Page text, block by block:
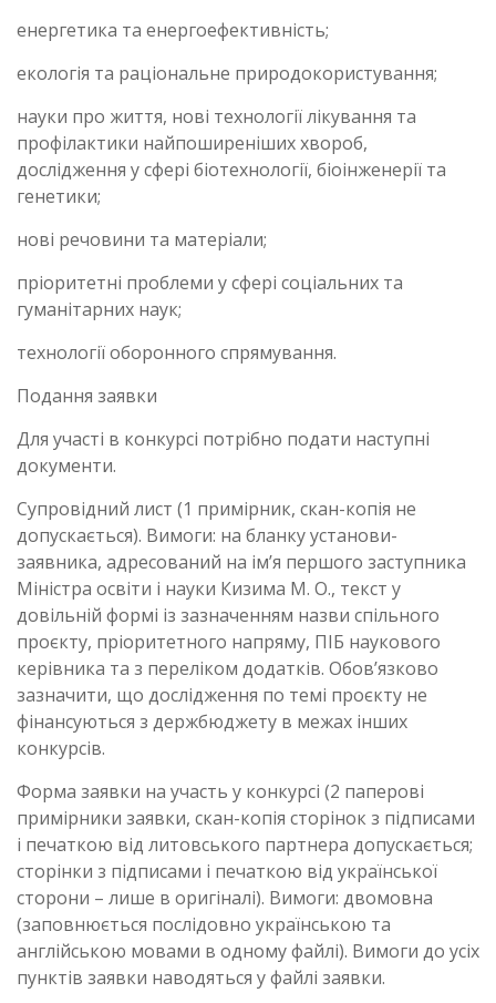
енергетика та енергоефективність;
екологія та раціональне природокористування;
науки про життя, нові технології лікування та
профілактики найпоширеніших хвороб,
дослідження у сфері біотехнології, біоінженерії та
генетики;
нові речовини та матеріали;
пріоритетні проблеми у сфері соціальних та
гуманітарних наук;
технології оборонного спрямування.
Подання заявки
Для участі в конкурсі потрібно подати наступні
документи.
Супровідний лист (1 примірник, скан-копія не
допускається). Вимоги: на бланку установи-
заявника, адресований на ім’я першого заступника
Міністра освіти і науки Кизима М. О., текст у
довільній формі із зазначенням назви спільного
проєкту, пріоритетного напряму, ПІБ наукового
керівника та з переліком додатків. Обов’язково
зазначити, що дослідження по темі проєкту не
фінансуються з держбюджету в межах інших
конкурсів.
Форма заявки на участь у конкурсі (2 паперові
примірники заявки, скан-копія сторінок з підписами
і печаткою від литовського партнера допускається;
сторінки з підписами і печаткою від української
сторони – лише в оригіналі). Вимоги: двомовна
(заповнюється послідовно українською та
англійською мовами в одному файлі). Вимоги до усіх
пунктів заявки наводяться у файлі заявки.